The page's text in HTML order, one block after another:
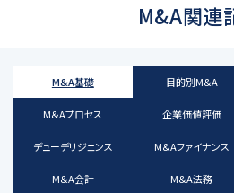
M&A関連
M&A基礎 目的別M&A
M&Aプロセス 企業価値評価
デューデリジェンス M&Aファイナンス
M&A会計 M&A法務